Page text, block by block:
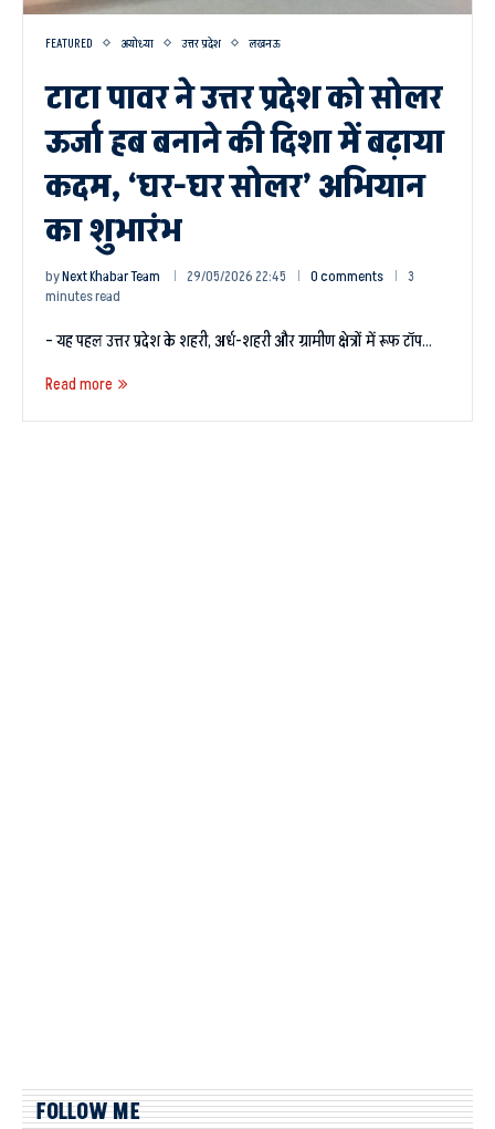
FEATURED अयोध्या उत्तर प्रदेश लखनऊ
टाटा पावर ने उत्तर प्रदेश को सोलर
ऊर्जा हब बनाने की दिशा में बढ़ाया
कदम, ‘घर-घर सोलर’ अभियान
का शुभारंभ
byNext Khabar Team 29/05/2026 22:45 0 comments
3
minutes read
– यह पहल उत्तर प्रदेश के शहरी, अर्ध-शहरी और ग्रामीण क्षेत्रों में रूफ टॉप…
Read more
FOLLOW ME